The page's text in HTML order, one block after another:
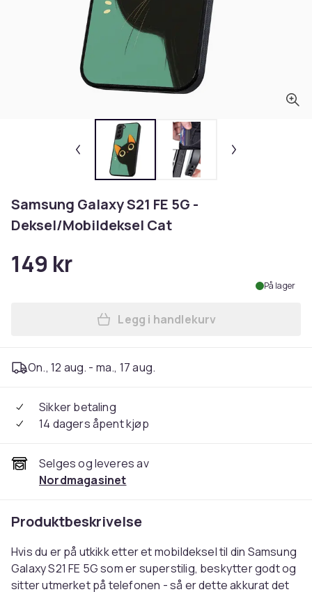
Samsung Galaxy S21 FE 5G -
Deksel/Mobildeksel Cat
149 kr
På lager
Legg Samsung Galaxy S21
Legg i handlekurv
On., 12 aug. - ma., 17 aug.
Sikker betaling
14 dagers åpent kjøp
Selges og leveres av
Nordmagasinet
Produktbeskrivelse
Hvis du er på utkikk etter et mobildeksel til din Samsung
Galaxy S21 FE 5G som er superstilig, beskytter godt og
sitter utmerket på telefonen - så er dette akkurat det